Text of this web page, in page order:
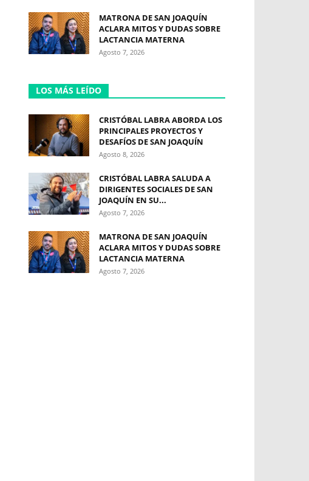
MATRONA DE SAN JOAQUÍN
ACLARA MITOS Y DUDAS SOBRE
LACTANCIA MATERNA
Agosto 7, 2026
LOS MÁS LEÍDO
CRISTÓBAL LABRA ABORDA LOS
PRINCIPALES PROYECTOS Y
DESAFÍOS DE SAN JOAQUÍN
Agosto 8, 2026
CRISTÓBAL LABRA SALUDA A
DIRIGENTES SOCIALES DE SAN
JOAQUÍN EN SU...
Agosto 7, 2026
MATRONA DE SAN JOAQUÍN
ACLARA MITOS Y DUDAS SOBRE
LACTANCIA MATERNA
Agosto 7, 2026